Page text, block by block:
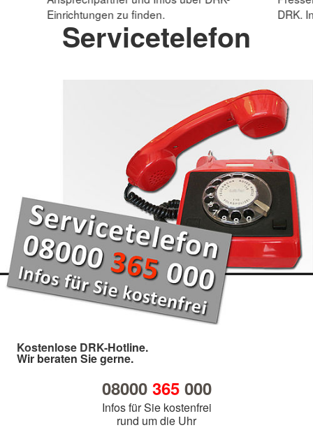
Einrichtungen zu finden.
DRK.
Servicetelefon
Kostenlose DRK-Hotline.
Wir beraten Sie gerne.
08000 365000
Infos für Sie kostenfrei
rund um die Uhr